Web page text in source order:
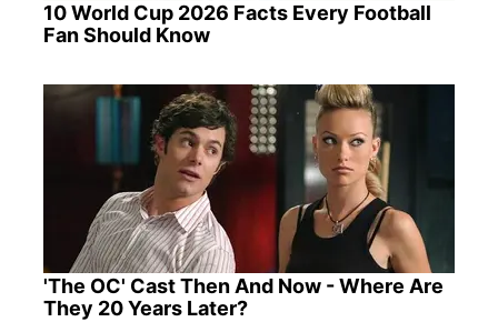
10 World Cup 2026 Facts Every Football
Fan Should Know
'The OC' Cast Then And Now - Where Are
They 20 Years Later?